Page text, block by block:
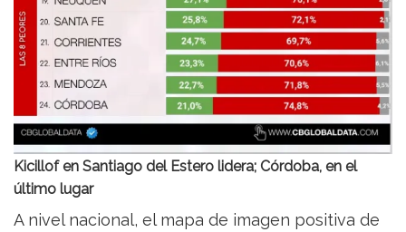
Kicillof en Santiago del Estero lidera; Córdoba, en el
último lugar
A nivel nacional, el mapa de imagen positiva de